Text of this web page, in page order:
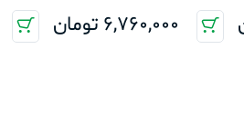
6,760,000 تومان